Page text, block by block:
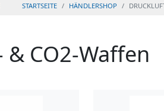
STARTSEITE HÄNDLERSHOP
CO2-Waffen